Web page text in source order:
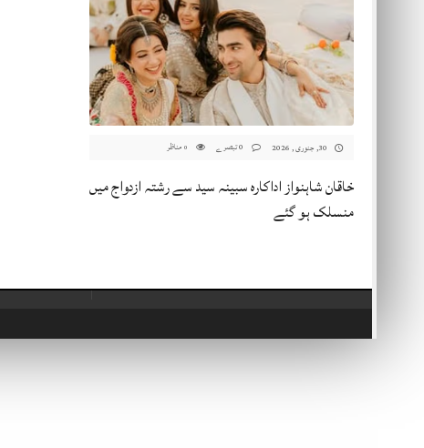
30, جنوری , 2026 0 مناظر
خاقان شاہنواز اداکارہ سبینہ سید سے رشتہ ازدواج میں
منسلک ہو گئے